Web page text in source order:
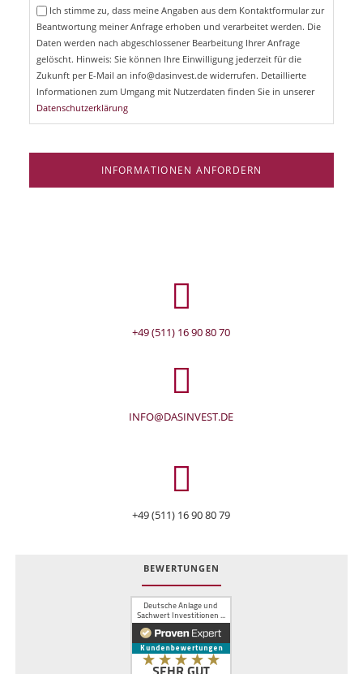
Ich stimme zu, dass meine Angaben aus dem Kontaktformular zur
Beantwortung meiner Anfrage erhoben und verarbeitet werden. Die
Daten werden nach abgeschlossener Bearbeitung Ihrer Anfrage
gelöscht. Hinweis: Sie können Ihre Einwilligung jederzeit für die
Zukunft per E-Mail an info@dasinvest.de widerrufen. Detaillierte
Informationen zum Umgang mit Nutzerdaten finden Sie in unserer
Datenschutzerklärung
INFORMATIONEN ANFORDERN
+49 (511) 16 90 80 70
INFO@DASINVEST.DE
+49 (511) 16 90 80 79
BEWERTUNGEN